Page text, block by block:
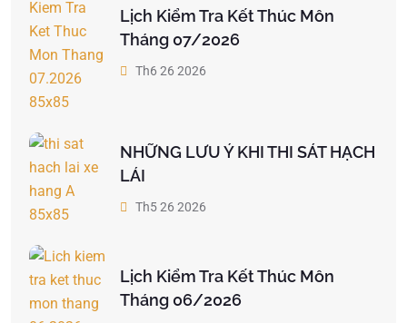
Lịch Kiểm Tra Kết Thúc Môn
Tháng 07/2026
Th6 26 2026
NHỮNG LƯU Ý KHI THI SÁT HẠCH
LÁI
Th5 26 2026
Lịch Kiểm Tra Kết Thúc Môn
Tháng 06/2026